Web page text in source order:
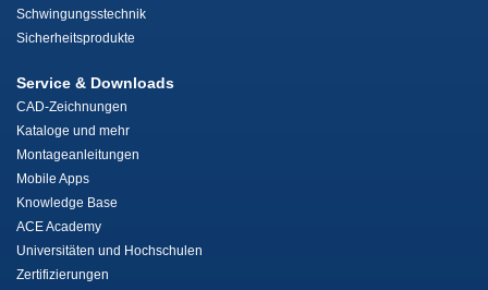
Schwingungsstechnik
Sicherheitsprodukte
Service & Downloads
CAD-Zeichnungen
Kataloge und mehr
Montageanleitungen
Mobile Apps
Knowledge Base
ACE Academy
Universitäten und Hochschulen
Zertifizierungen